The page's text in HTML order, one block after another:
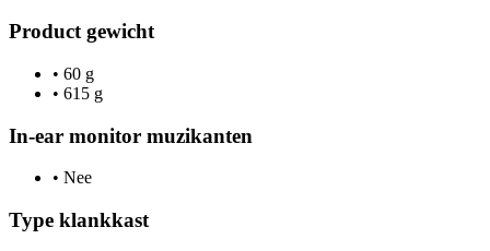
Product gewicht
• 60 g
• 615 g
In-ear monitor muzikanten
• Nee
Type klankkast